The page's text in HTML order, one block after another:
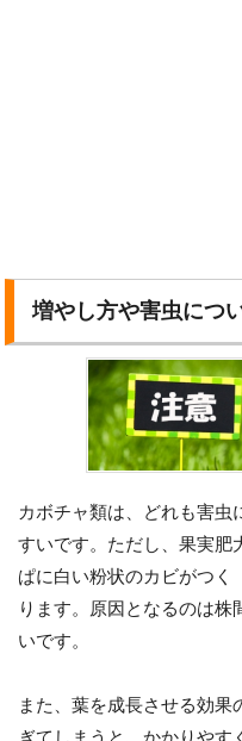
増やし方や害虫につ
カボチャ類は、どれも害虫
すいです。ただし、果実肥
ぱに白い粉状のカビがつく
ります。原因となるのは株
いです。
また、葉を成長させる効果